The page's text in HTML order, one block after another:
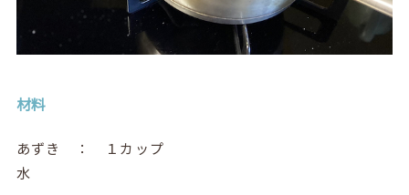
材料
あずき ： １カップ
水